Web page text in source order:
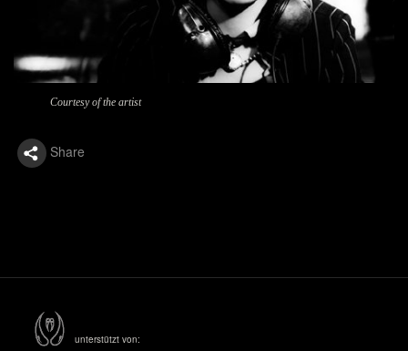
Courtesy of the artist
Share
unterstützt von: